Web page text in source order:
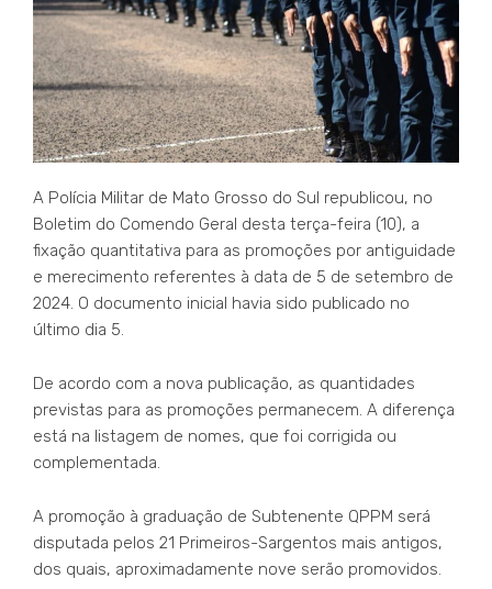
A Polícia Militar de Mato Grosso do Sul republicou, no
Boletim do Comendo Geral desta terça-feira (10), a
fixação quantitativa para as promoções por antiguidade
e merecimento referentes à data de 5 de setembro de
2024. O documento inicial havia sido publicado no
último dia 5.
De acordo com a nova publicação, as quantidades
previstas para as promoções permanecem. A diferença
está na listagem de nomes, que foi corrigida ou
complementada.
A promoção à graduação de Subtenente QPPM será
disputada pelos 21 Primeiros-Sargentos mais antigos,
dos quais, aproximadamente nove serão promovidos.